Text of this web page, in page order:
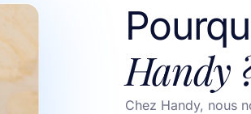
Handy
Chez Handy, nous